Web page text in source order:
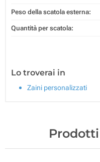
Peso della scatola esterna:
Quantità per scatola:
Lo troverai in
Zaini personalizzati